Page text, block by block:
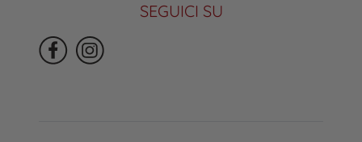
SEGUICI SU